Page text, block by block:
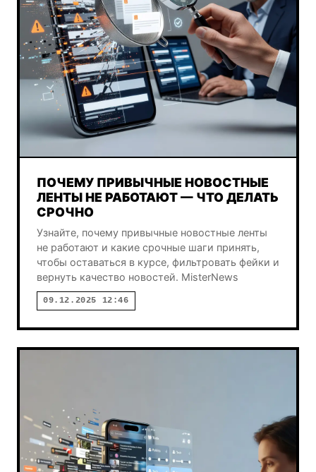
ПОЧЕМУ ПРИВЫЧНЫЕ НОВОСТНЫЕ
ЛЕНТЫ НЕ РАБОТАЮТ — ЧТО ДЕЛАТЬ
СРОЧНО
Узнайте, почему привычные новостные ленты
не работают и какие срочные шаги принять,
чтобы оставаться в курсе, фильтровать фейки и
вернуть качество новостей. MisterNews
09.12.2025 12:46